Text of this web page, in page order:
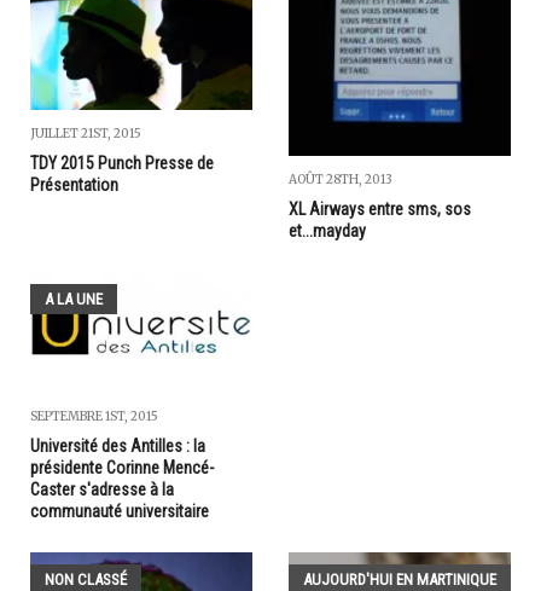
JUILLET 21ST, 2015
TDY 2015 Punch Presse de
Présentation
AOÛT 28TH, 2013
XL Airways entre sms, sos
et...mayday
A LA UNE
SEPTEMBRE 1ST, 2015
Université des Antilles : la
présidente Corinne Mencé-
Caster s'adresse à la
communauté universitaire
NON CLASSÉ AUJOURD'HUI EN MARTINIQUE